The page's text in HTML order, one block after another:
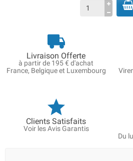
Livraison Offerte
à partir de 195 € d'achat
France, Belgique et Luxembourg
Clients Satisfaits
Voir les Avis Garantis
Du